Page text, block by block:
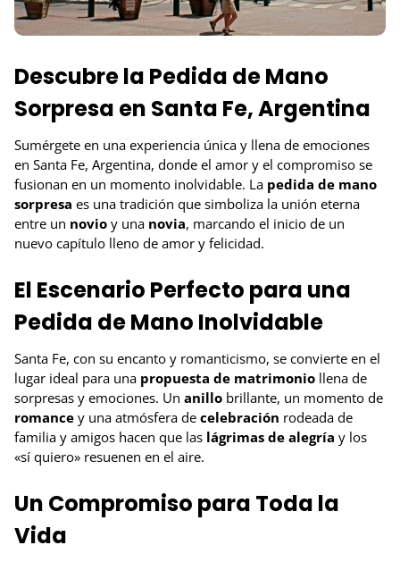
Descubre la Pedida de Mano
Sorpresa en Santa Fe, Argentina
Sumérgete en una experiencia única y llena de emociones
en Santa Fe, Argentina, donde el amor y el compromiso se
fusionan en un momento inolvidable. La pedida de mano
sorpresa es una tradición que simboliza la unión eterna
entre un novio y una novia, marcando el inicio de un
nuevo capítulo lleno de amor y felicidad.
El Escenario Perfecto para una
Pedida de Mano Inolvidable
Santa Fe, con su encanto y romanticismo, se convierte en el
lugar ideal para una propuesta de matrimonio llena de
sorpresas y emociones. Un anillo brillante, un momento de
romance y una atmósfera de celebración rodeada de
familia y amigos hacen que las lágrimas de alegría y los
«sí quiero» resuenen en el aire.
Un Compromiso para Toda la
Vida